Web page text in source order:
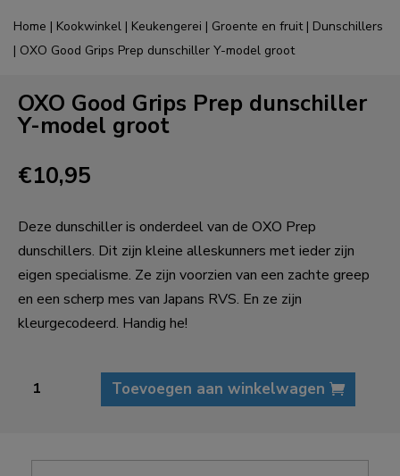
Home | Kookwinkel | Keukengerei | Groente en fruit| Dunschillers
| OXO Good Grips Prep dunschiller Y-model groot
OXO Good Grips Prep dunschiller
Y-model groot
€10,95
Deze dunschiller is onderdeel van de OXO Prep
dunschillers. Dit zijn kleine alleskunners met ieder zijn
eigen specialisme. Ze zijn voorzien van een zachte greep
en een scherp mes van Japans RVS. En ze zijn
kleurgecodeerd. Handig he!
Good
Toevoegen aan winkelwagen